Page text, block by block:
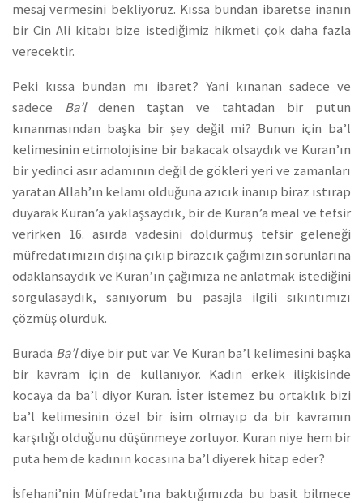
mesaj vermesini bekliyoruz. Kıssa bundan ibaretse inanın
bir Cin Ali kitabı bize istediğimiz hikmeti çok daha fazla
verecektir.
Peki kıssa bundan mı ibaret? Yani kınanan sadece ve
sadece Ba’ldenen taştan ve tahtadan bir putun
kınanmasından başka bir şey değil mi? Bunun için ba’l
kelimesinin etimolojisine bir bakacak olsaydık ve Kuran’ın
bir yedinci asır adamının değil de gökleri yeri ve zamanları
yaratan Allah’ın kelamı olduğuna azıcık inanıp biraz ıstırap
duyarak Kuran’a yaklaşsaydık, bir de Kuran’a meal ve tefsir
verirken 16. asırda vadesini doldurmuş tefsir geleneği
müfredatımızın dışına çıkıp birazcık çağımızın sorunlarına
odaklansaydık ve Kuran’ın çağımıza ne anlatmak istediğini
sorgulasaydık, sanıyorum bu pasajla ilgili sıkıntımızı
çözmüş olurduk.
Burada Ba’ldiye bir put var. Ve Kuran ba’l kelimesini başka
bir kavram için de kullanıyor. Kadın erkek ilişkisinde
kocaya da ba’l diyor Kuran. İster istemez bu ortaklık bizi
ba’l kelimesinin özel bir isim olmayıp da bir kavramın
karşılığı olduğunu düşünmeye zorluyor. Kuran niye hem bir
puta hem de kadının kocasına ba’l diyerek hitap eder?
İsfehani’nin Müfredat’ına baktığımızda bu basit bilmece